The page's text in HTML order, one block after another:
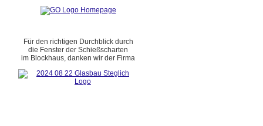
Für den richtigen Durchblick durch
die Fenster der Schießscharten
im Blockhaus, danken wir der Firma